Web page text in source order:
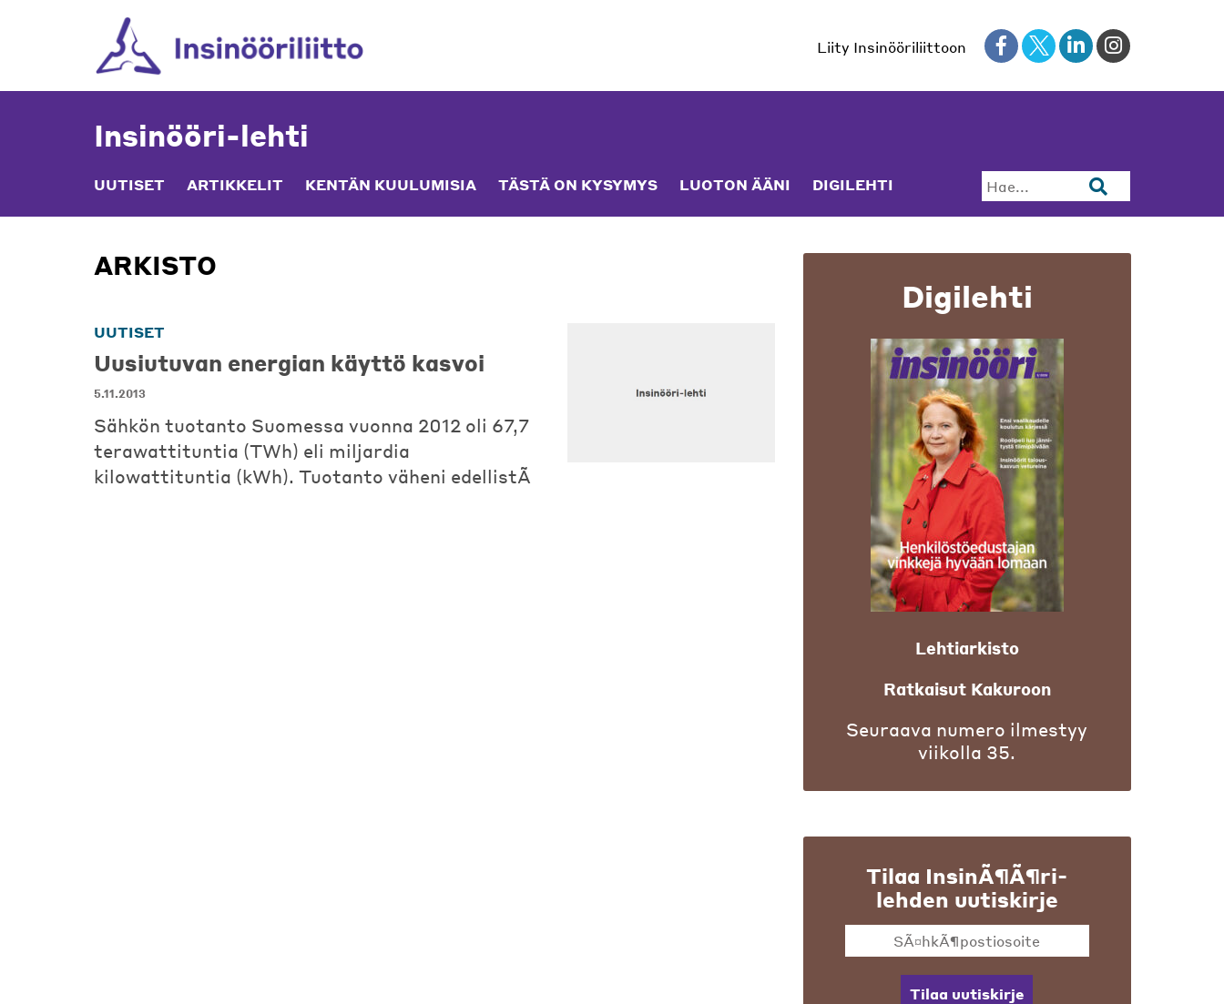
Liity Insinööriliittoon
Insinööri-lehti
UUTISET ARTIKKELIT KENTÄN KUULUMISIA TÄSTÄ ON KYSYMYS LUOTON ÄÄNI DIGILEHTI Hae...
ARKISTO
UUTISET
Uusiutuvan energian käyttö kasvoi
5.11.2013
Sähkön tuotanto Suomessa vuonna 2012 oli 67,7
terawattituntia (TWh) eli miljardia
kilowattituntia (kWh). Tuotanto väheni edellistÃ
Digilehti
Lehtiarkisto
Ratkaisut Kakuroon
Seuraava numero ilmestyy
viikolla 35.
Tilaa InsinÃ¶Ã¶ri-
lehden uutiskirje
Tilaa uutiskirje